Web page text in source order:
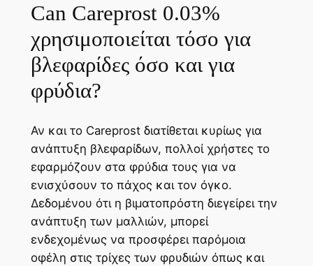
Can Careprost 0.03%
χρησιμοποιείται τόσο για
βλεφαρίδες όσο και για
φρύδια?
Αν και το Careprost διατίθεται κυρίως για
ανάπτυξη βλεφαρίδων, πολλοί χρήστες το
εφαρμόζουν στα φρύδια τους για να
ενισχύσουν το πάχος και τον όγκο.
Δεδομένου ότι η βιματοπρόστη διεγείρει την
ανάπτυξη των μαλλιών, μπορεί
ενδεχομένως να προσφέρει παρόμοια
οφέλη στις τρίχες των φρυδιών όπως και